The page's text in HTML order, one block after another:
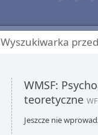
Wyszukiwarka
WMSF:
teoretyczne
Jeszcze nie